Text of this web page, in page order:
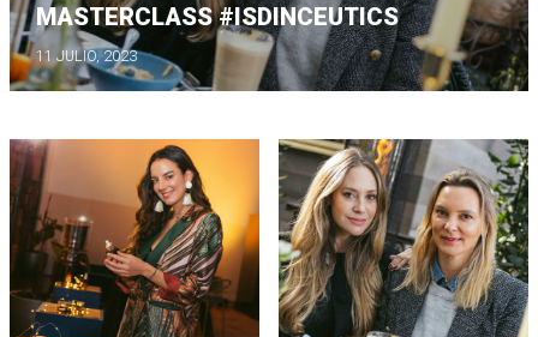
MASTERCLASS #ISDINCEUTICS
11 JULIO, 2023